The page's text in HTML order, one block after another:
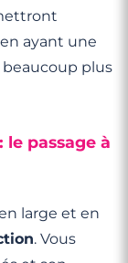
en ayant une
beaucoup plus
passage à
large et en
. Vous